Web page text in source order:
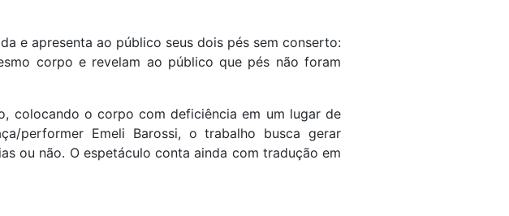
e apresenta ao público seus dois pés sem conserto:
corpo e revelam ao público que pés não foram
colocando o corpo com deficiência em um lugar de
performer Emeli Barossi, o trabalho busca gerar
ou não. O espetáculo conta ainda com tradução em